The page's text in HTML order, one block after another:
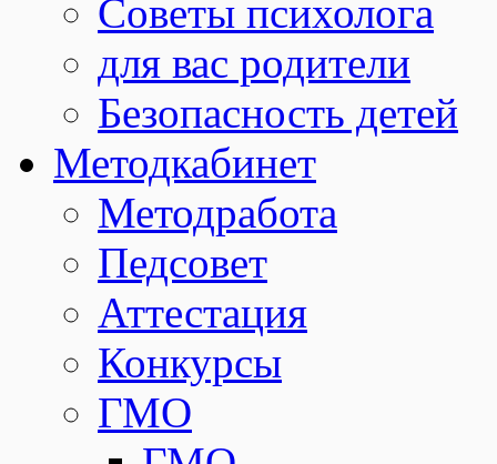
Советы психолога
для вас родители
Безопасность детей
Методкабинет
Методработа
Педсовет
Аттестация
Конкурсы
ГМО